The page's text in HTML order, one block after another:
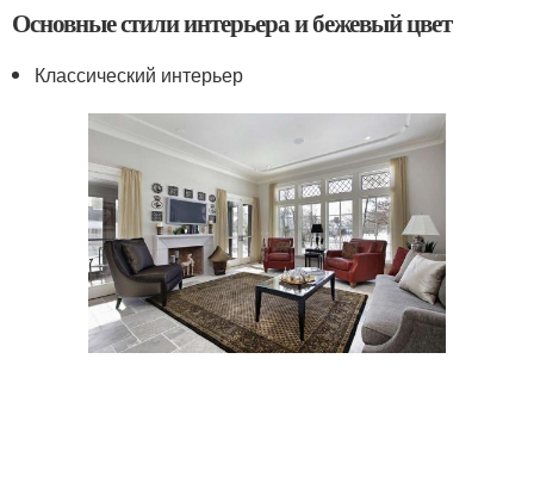
Основные стили интерьера и бежевый цвет
Классический интерьер